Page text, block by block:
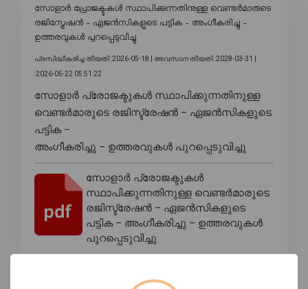
സോളാർ പ്രോജക്ടുകൾ സ്ഥാപിക്കുന്നതിനുള്ള വെണ്ടർമാരുടെ
രജിസ്ട്രേഷൻ – ഏജൻസികളുടെ പട്ടിക – അംഗീകരിച്ചു –
ഉത്തരവുകൾ പുറപ്പെടുവിച്ചു
പ്രസിദ്ധീകരിച്ച തീയതി :2026-05-18 | അവസാന തീയതി :2028-03-31 |
:2026-05-22 05:51:22
സോളാർ പ്രോജക്ടുകൾ സ്ഥാപിക്കുന്നതിനുള്ള
വെണ്ടർമാരുടെ രജിസ്ട്രേഷൻ – ഏജൻസികളുടെ
പട്ടിക –
അംഗീകരിച്ചു – ഉത്തരവുകൾ പുറപ്പെടുവിച്ചു
സോളാർ പ്രോജക്ടുകൾ
സ്ഥാപിക്കുന്നതിനുള്ള വെണ്ടർമാരുടെ
രജിസ്ട്രേഷൻ – ഏജൻസികളുടെ
പട്ടിക – അംഗീകരിച്ചു – ഉത്തരവുകൾ
പുറപ്പെടുവിച്ചു